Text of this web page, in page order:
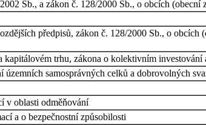
Sb., a zákon č. 128/2000 Sb., o obcích (obecní
předpisů, zákon č. 128/2000 Sb., o obcích
trhu, zákona o kolektivním investování
samosprávných celků a dobrovolných
v oblasti odměňování
a o bezpečnostní způsobilosti